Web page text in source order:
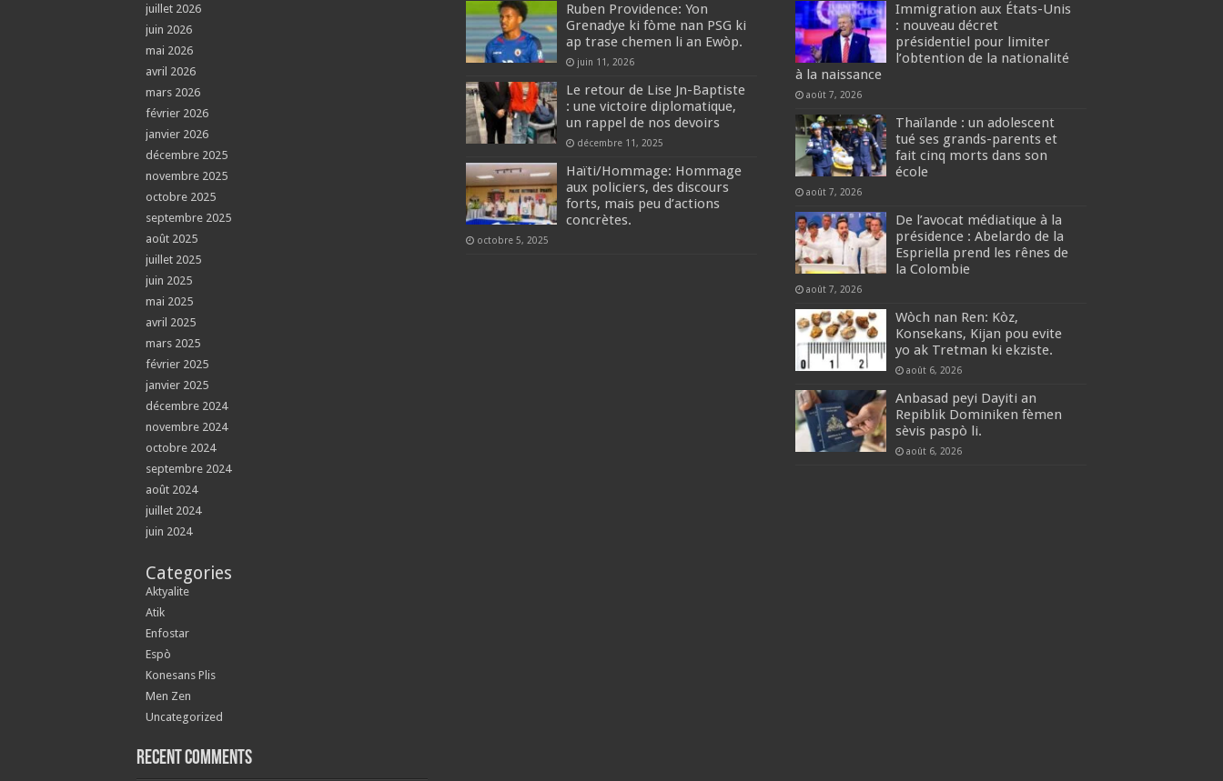
juillet 2026
juin 2026
mai 2026
avril 2026
mars 2026
février 2026
janvier 2026
décembre 2025
novembre 2025
octobre 2025
septembre 2025
août 2025
juillet 2025
juin 2025
mai 2025
avril 2025
mars 2025
février 2025
janvier 2025
décembre 2024
novembre 2024
octobre 2024
septembre 2024
août 2024
juillet 2024
juin 2024
Categories
Aktyalite
Atik
Enfostar
Espò
Konesans Plis
Men Zen
Uncategorized
Recent Comments
‎Ruben Providence: Yon
Grenadye ki fòme nan PSG ki
ap trase chemen li an Ewòp.
juin 11, 2026
Le retour de Lise Jn-Baptiste
: une victoire diplomatique,
un rappel de nos devoirs
décembre 11, 2025
Haïti/Hommage: Hommage
aux policiers, des discours
forts, mais peu d’actions
concrètes.
octobre 5, 2025
Immigration aux États-Unis
: nouveau décret
présidentiel pour limiter
l’obtention de la nationalité
à la naissance
août 7, 2026
Thaïlande : un adolescent
tué ses grands-parents et
fait cinq morts dans son
école
août 7, 2026
De l’avocat médiatique à la
présidence : Abelardo de la
Espriella prend les rênes de
la Colombie
août 7, 2026
Wòch nan Ren: Kòz,
Konsekans, Kijan pou evite
yo ak Tretman ki ekziste.
août 6, 2026
Anbasad peyi Dayiti an
Repiblik Dominiken fèmen
sèvis paspò li.
août 6, 2026